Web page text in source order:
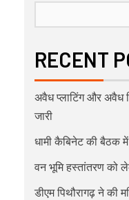
RECENT
अवैध प्लाटिंग और अवैध
जारी
धामी कैबिनेट की बैठक
वन भूमि हस्तांतरण को
डीएम पिथौरागढ़ ने की